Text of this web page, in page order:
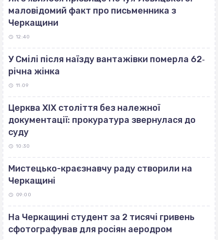
маловідомий факт про письменника з
Черкащини
12:40
У Смілі після наїзду вантажівки померла 62‐
річна жінка
11:09
Церква ХІХ століття без належної
документації: прокуратура звернулася до
суду
10:30
Мистецько-краєзнавчу раду створили на
Черкащині
09:00
На Черкащині студент за 2 тисячі гривень
сфотографував для росіян аеродром